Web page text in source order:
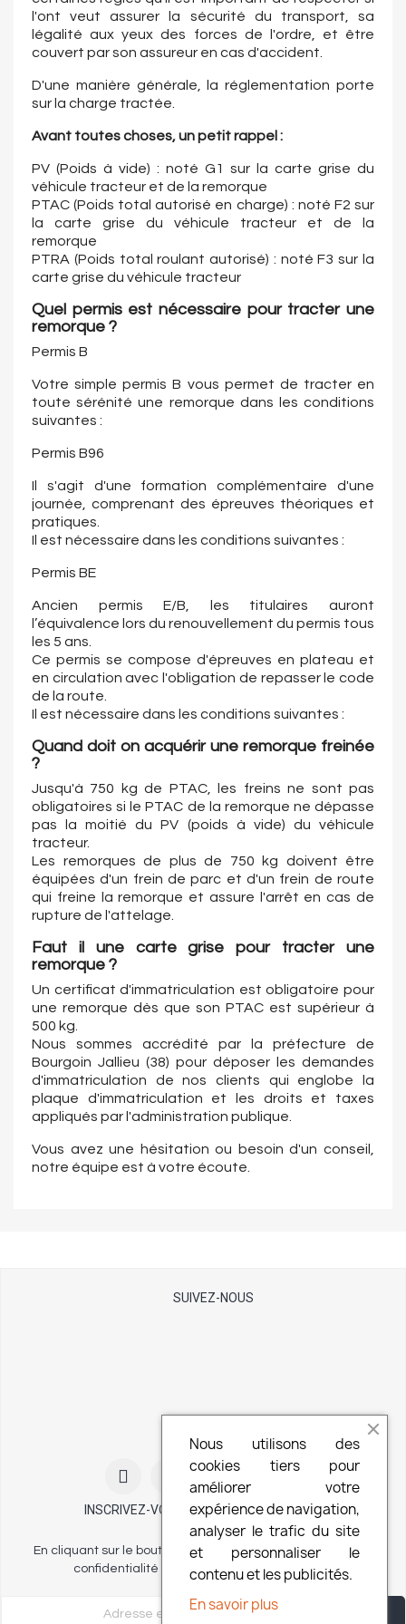
l'ont veut assurer la sécurité du transport, sa
légalité aux yeux des forces de l'ordre, et être
couvert par son assureur en cas d'accident.
D'une manière générale, la réglementation porte
sur la charge tractée.
Avant toutes choses, un petit rappel :
PV (Poids à vide) : noté G1 sur la carte grise du
véhicule tracteur et de la remorque
PTAC (Poids total autorisé en charge) : noté F2 sur
la carte grise du véhicule tracteur et de la
remorque
PTRA (Poids total roulant autorisé) : noté F3 sur la
carte grise du véhicule tracteur
Quel permis est nécessaire pour tracter une
remorque ?
Permis B
Votre simple permis B vous permet de tracter en
toute sérénité une remorque dans les conditions
suivantes :
Permis B96
Il s'agit d'une formation complémentaire d'une
journée, comprenant des épreuves théoriques et
pratiques.
Il est nécessaire dans les conditions suivantes :
Permis BE
Ancien permis E/B, les titulaires auront
l’équivalence lors du renouvellement du permis tous
les 5 ans.
Ce permis se compose d'épreuves en plateau et
en circulation avec l'obligation de repasser le code
de la route.
Il est nécessaire dans les conditions suivantes :
Quand doit on acquérir une remorque freinée
?
Jusqu'à 750 kg de PTAC, les freins ne sont pas
obligatoires si le PTAC de la remorque ne dépasse
pas la moitié du PV (poids à vide) du véhicule
tracteur.
Les remorques de plus de 750 kg doivent être
équipées d'un frein de parc et d'un frein de route
qui freine la remorque et assure l'arrêt en cas de
rupture de l'attelage.
Faut il une carte grise pour tracter une
remorque ?
Un certificat d'immatriculation est obligatoire pour
une remorque dès que son PTAC est supérieur à
500 kg.
Nous sommes accrédité par la préfecture de
Bourgoin Jallieu (38) pour déposer les demandes
d'immatriculation de nos clients qui englobe la
plaque d'immatriculation et les droits et taxes
appliqués par l'administration publique.
Vous avez une hésitation ou besoin d'un conseil,
notre équipe est à votre écoute.
SUIVEZ-NOUS
INSCRIVEZ-VOUS À NOTRE NEWSLETTER
En cliquant sur le bouton vous acceptez notre politique de
confidentialité et nos conditions d'utilisation.
Nous utilisons des
cookies tiers pour
améliorer votre
expérience de navigation,
analyser le trafic du site
et personnaliser le
contenu et les publicités.
En savoir plus